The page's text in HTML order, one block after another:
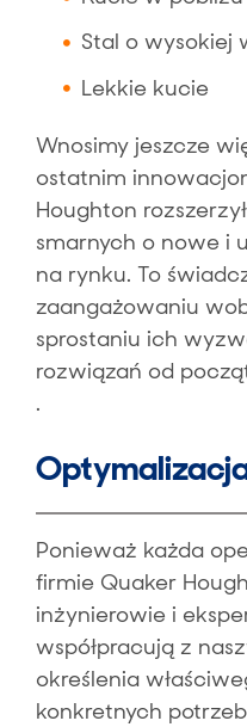
Stal o wysokiej
Lekkie kucie
Wnosimy jeszcze
ostatnim
Houghton
smarnych o nowe i
na rynku. To
zaangażowaniu
sprostaniu ich
rozwiązań od
.
Ponieważ każda
firmie Quaker
inżynierowie i
współpracują z
określenia
konkretnych